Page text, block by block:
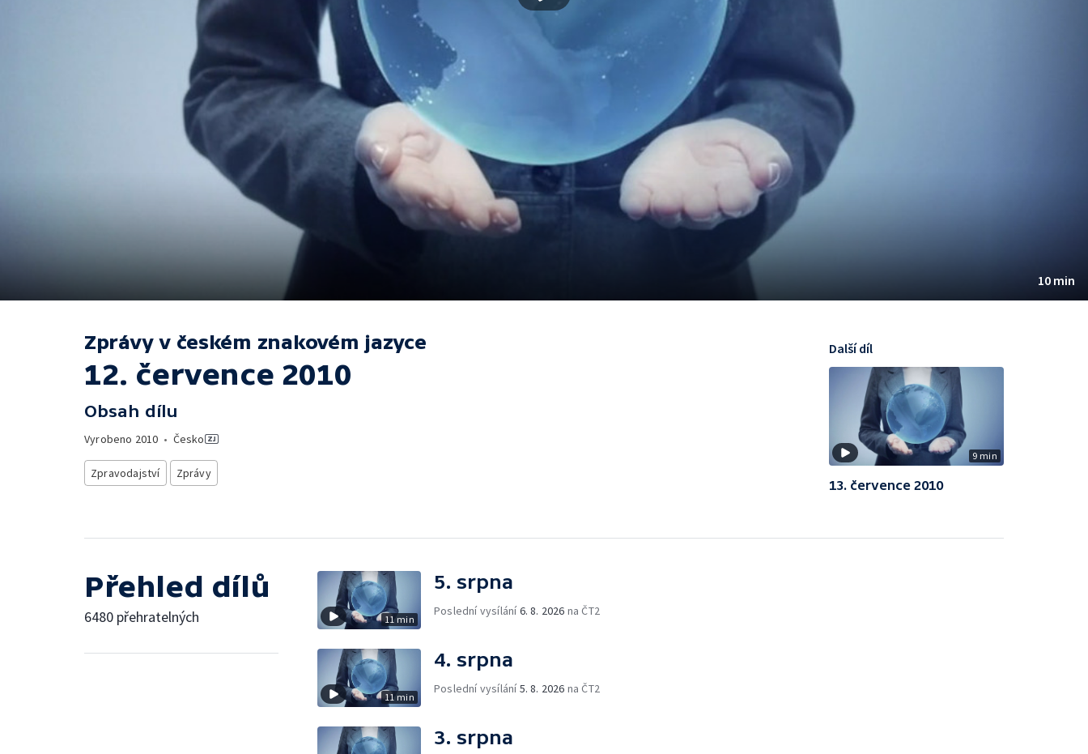
10 min
Zprávy v českém znakovém jazyce
12. července 2010
Obsah dílu
Vyrobeno 2010 • Česko
Zpravodajství Zprávy
9 min
Další díl
13. července 2010
Přehled dílů
6480 přehratelných 11 min
5. srpna
Poslední vysílání6. 8. 2026 na ČT2
11 min
4. srpna
Poslední vysílání5. 8. 2026 na ČT2
3. srpna